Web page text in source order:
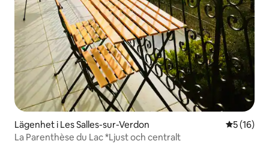
Lägenhet i Les Salles-sur-Verdon 5 av 5 i
5 (16)
La Parenthèse du Lac *Ljust och centralt